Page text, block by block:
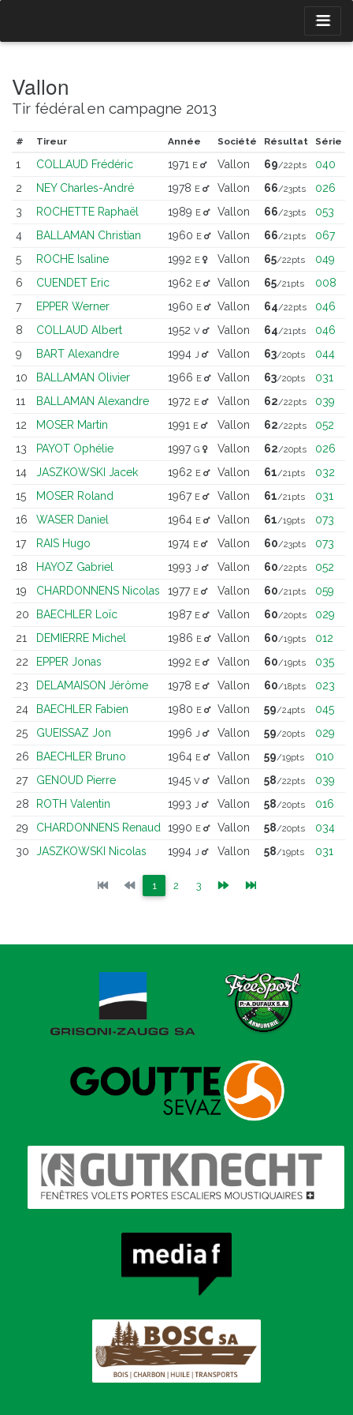
Vallon
Tir fédéral en campagne 2013
# Tireur Année Société Résultat Série
1 COLLAUD Frédéric 1971 E Vallon 69/22pts
040
2
NEY Charles-André 1978 E Vallon 66/23pts
026
3
ROCHETTE Raphaël 1989 E Vallon 66/23pts
053
4
BALLAMAN Christian 1960 E Vallon 66/21pts
067
5
ROCHE Isaline 1992 E Vallon 65/22pts
049
6
CUENDET Eric 1962 E Vallon 65/21pts
008
7
EPPER Werner 1960 E Vallon 64/22pts
046
8
COLLAUD Albert 1952 V Vallon 64/21pts
046
9
BART Alexandre 1994 J Vallon 63/20pts
044
10
BALLAMAN Olivier 1966 E Vallon 63/20pts
031
11
BALLAMAN Alexandre 1972 E Vallon 62/22pts
039
12
MOSER Martin 1991 E Vallon 62/22pts
052
13
PAYOT Ophélie 1997 G Vallon 62/20pts
026
14
JASZKOWSKI Jacek 1962 E Vallon 61/21pts
032
15
MOSER Roland 1967 E Vallon 61/21pts
031
16
WASER Daniel 1964 E Vallon 61/19pts
073
17
RAIS Hugo 1974 E Vallon 60/23pts
073
18
HAYOZ Gabriel 1993 J Vallon 60/22pts
052
19
CHARDONNENS Nicolas 1977 E Vallon 60/21pts
059
20
BAECHLER Loïc 1987 E Vallon 60/20pts
029
21
DEMIERRE Michel 1986 E Vallon 60/19pts
012
22
EPPER Jonas 1992 E Vallon 60/19pts
035
23
DELAMAISON Jérôme 1978 E Vallon 60/18pts
023
24
BAECHLER Fabien 1980 E Vallon 59/24pts
045
25
GUEISSAZ Jon 1996 J Vallon 59/20pts
029
26
BAECHLER Bruno 1964 E Vallon 59/19pts
010
27
GENOUD Pierre 1945 V Vallon 58/22pts
039
28
ROTH Valentin 1993 J Vallon 58/20pts
016
29
CHARDONNENS Renaud 1990 E Vallon 58/20pts
034
30
JASZKOWSKI Nicolas 1994 J Vallon 58/19pts 031
1 (current)
2 (current)
3(current)